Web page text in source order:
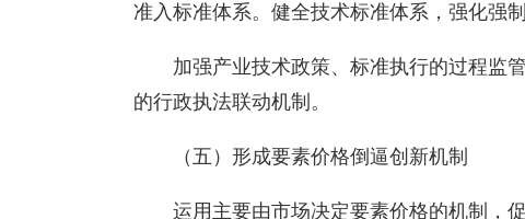
准入标准体系。健全技术标准体系，强化强
加强产业技术政策、标准执行的过程监
的行政执法联动机制。
（五）形成要素价格倒逼创新机制
运用主要由市场决定要素价格的机制，